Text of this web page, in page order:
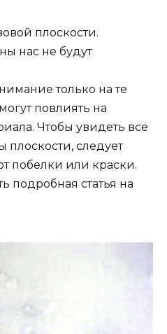
плоскости.
нас не будут
только на те
повлиять на
Чтобы увидеть все
плоскости, следует
побелки или краски.
подробная статья на